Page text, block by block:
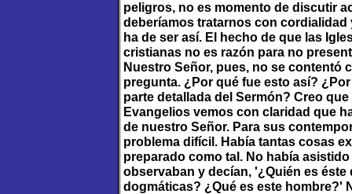
peligros, no es momento de discutir
deberíamos tratarnos con
ha de ser así. El hecho de que las
cristianas no es razón para no
Nuestro Señor, pues, no se contentó
pregunta. ¿Por qué fue esto así?
parte detallada del Sermón? Creo
Evangelios vemos con claridad que
de nuestro Señor. Para sus
problema difícil. Había tantas cosas
preparado como tal. No había
observaban y decían, '¿Quién es
dogmáticas? ¿Qué es este hombre?'